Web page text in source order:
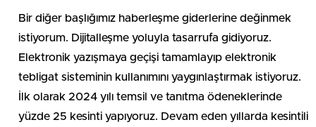
Bir diğer başlığımız haberleşme giderlerine değinmek
istiyorum. Dijitalleşme yoluyla tasarrufa gidiyoruz.
Elektronik yazışmaya geçişi tamamlayıp elektronik
tebligat sisteminin kullanımını yaygınlaştırmak istiyoruz.
İlk olarak 2024 yılı temsil ve tanıtma ödeneklerinde
yüzde 25 kesinti yapıyoruz. Devam eden yıllarda kesintili